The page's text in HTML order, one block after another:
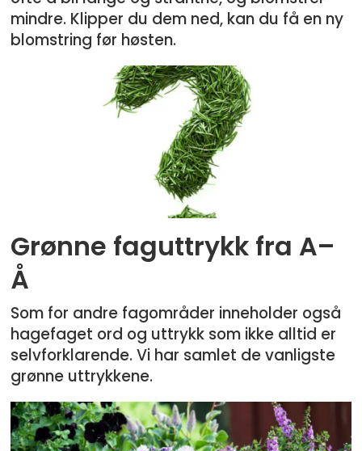
mindre. Klipper du dem ned, kan du få en ny
blomstring før høsten.
Grønne faguttrykk fra A–
Å
Som for andre fagområder inneholder også
hagefaget ord og uttrykk som ikke alltid er
selvforklarende. Vi har samlet de vanligste
grønne uttrykkene.